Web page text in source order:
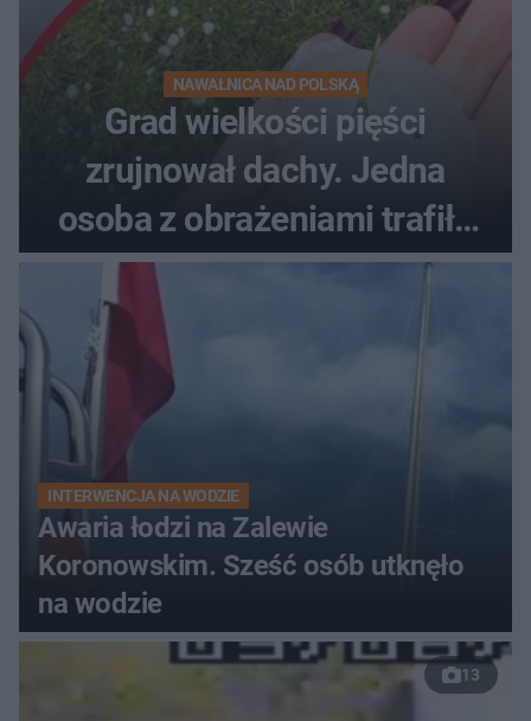
NAWAŁNICA NAD POLSKĄ
Grad wielkości pięści
zrujnował dachy. Jedna
osoba z obrażeniami trafiła
do szpitala
INTERWENCJA NA WODZIE
Awaria łodzi na Zalewie
Koronowskim. Sześć osób utknęło
na wodzie
13